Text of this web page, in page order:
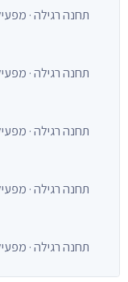
תחנה רגילה · מפעילי אוטובוסים
תחנה רגילה · מפעילי אוטובוסים
תחנה רגילה · מפעילי אוטובוסים
תחנה רגילה · מפעילי אוטובוסים
תחנה רגילה · מפעילי אוטובוסים